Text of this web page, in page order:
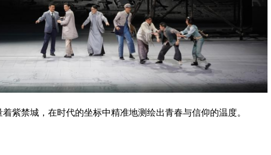
禁城，在时代的坐标中精准地测绘出青春与信仰的温度。